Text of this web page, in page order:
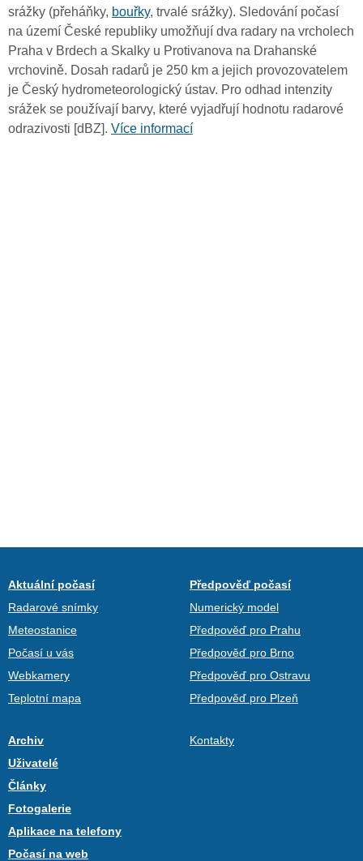
srážky (přeháňky, bouřky, trvalé srážky). Sledování počasí
na území České republiky umožňují dva radary na vrcholech
Praha v Brdech a Skalky u Protivanova na Drahanské
vrchovině. Dosah radarů je 250 km a jejich provozovatelem
je Český hydrometeorologický ústav. Pro odhad intenzity
srážek se používají barvy, které vyjadřují hodnotu radarové
odrazivosti [dBZ]. Více informací
Aktuální počasí
Radarové snímky
Meteostanice
Počasí u vás
Webkamery
Teplotní mapa
Předpověď počasí
Numerický model
Předpověď pro Prahu
Předpověď pro Brno
Předpověď pro Ostravu
Předpověď pro Plzeň
Archiv
Uživatelé
Články
Fotogalerie
Aplikace na telefony
Počasí na web
Kontakty